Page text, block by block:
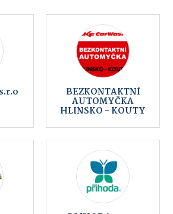
BEZKONTAKTNÍ
AUTOMYČKA
HLINSKO - KOUTY